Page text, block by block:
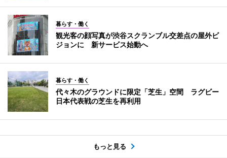
暮らす・働く
観光客の顔写真が渋谷スクランブル交差点の屋外ビ
ジョンに 新サービス始動へ
暮らす・働く
代々木のグラウンドに限定「芝生」空間 ラグビー
日本代表戦の芝生を再利用
もっと見る